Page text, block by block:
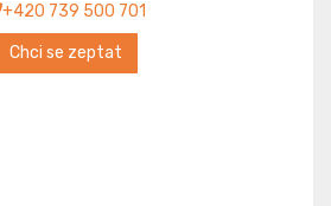
+420 739 500 701
Chci se zeptat